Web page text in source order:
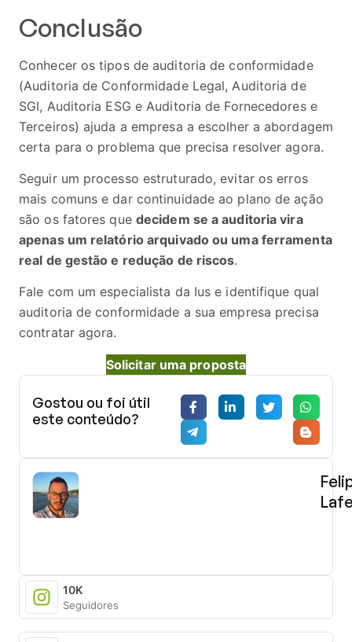
Conclusão
Conhecer os tipos de auditoria de conformidade
(Auditoria de Conformidade Legal, Auditoria de
SGI, Auditoria ESG e Auditoria de Fornecedores e
Terceiros) ajuda a empresa a escolher a abordagem
certa para o problema que precisa resolver agora.
Seguir um processo estruturado, evitar os erros
mais comuns e dar continuidade ao plano de ação
são os fatores que decidem se a auditoria vira
apenas um relatório arquivado ou uma ferramenta
real de gestão e redução de riscos.
Fale com um especialista da Ius e identifique qual
auditoria de conformidade a sua empresa precisa
contratar agora.
Solicitar uma proposta
Gostou ou foi útil
este conteúdo?
com
Direito
10K
Seguidores